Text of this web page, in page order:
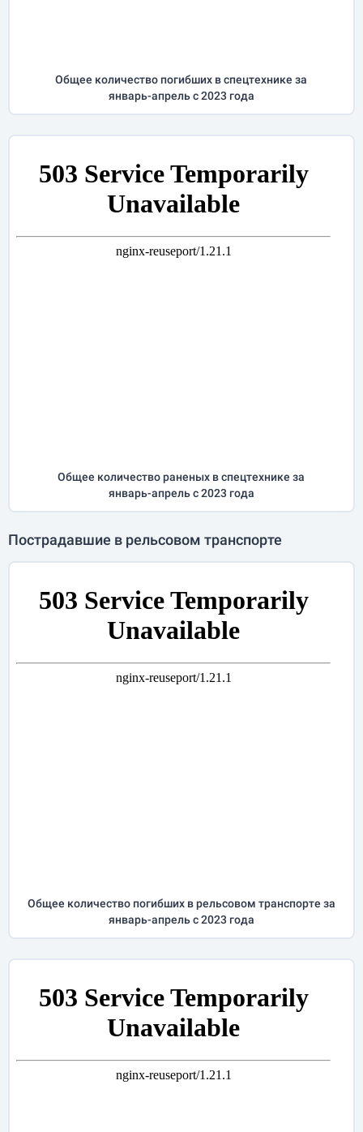
Общее количество погибших в спецтехнике за
январь-апрельс 2023 года
Общее количество раненых в спецтехнике за
январь-апрельс 2023 года
Пострадавшие в рельсовом транспорте
Общее количество погибших в рельсовом транспорте за
январь-апрельс 2023 года